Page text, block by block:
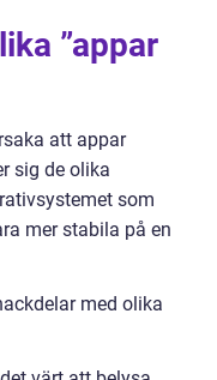
”appar
att appar
sig de olika
som
mer stabila på en
med olika